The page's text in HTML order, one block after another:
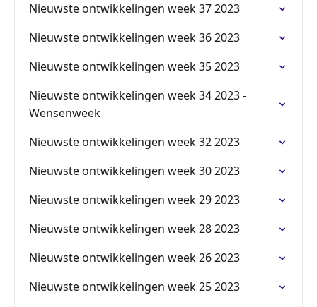
Nieuwste ontwikkelingen week 37 2023
Nieuwste ontwikkelingen week 36 2023
Nieuwste ontwikkelingen week 35 2023
Nieuwste ontwikkelingen week 34 2023 -
Wensenweek
Nieuwste ontwikkelingen week 32 2023
Nieuwste ontwikkelingen week 30 2023
Nieuwste ontwikkelingen week 29 2023
Nieuwste ontwikkelingen week 28 2023
Nieuwste ontwikkelingen week 26 2023
Nieuwste ontwikkelingen week 25 2023